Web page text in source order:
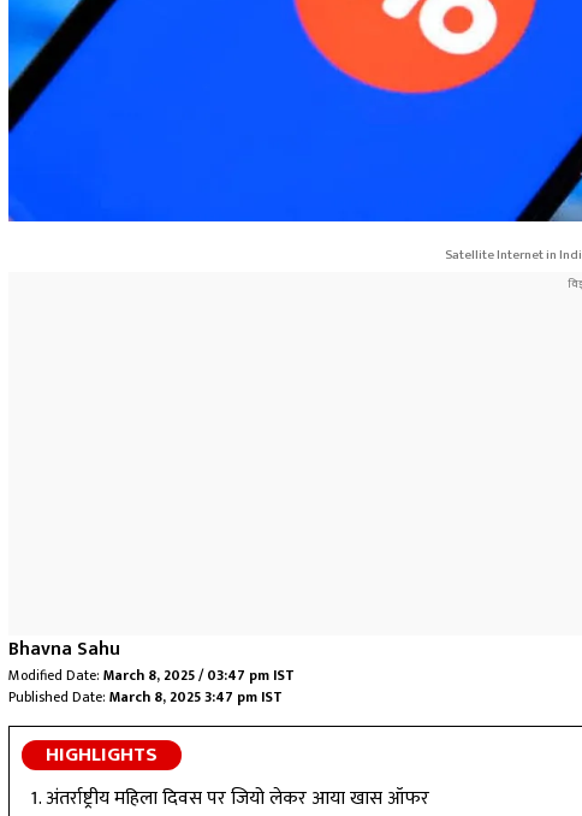
Satellite Internet in
Bhavna Sahu
Modified Date: March 8, 2025 / 03:47 pm IST
Published Date: March 8, 2025 3:47 pm IST
HIGHLIGHTS
अंतर्राष्ट्रीय महिला दिवस पर जियो लेकर आया खास ऑफर